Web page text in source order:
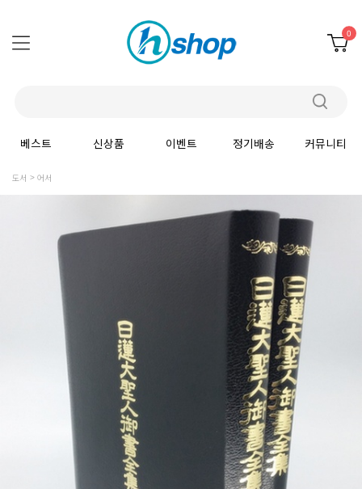
0
베스트 신상품 이벤트 정기배송 커뮤니티
도서 어서